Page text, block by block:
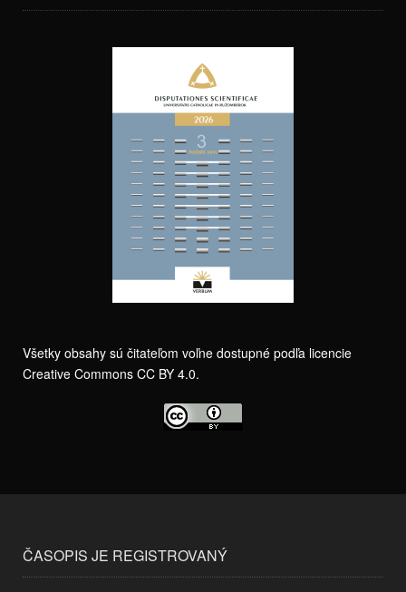
Všetky obsahy sú čitateľom voľne dostupné podľa licencie
Creative Commons CC BY 4.0.
ČASOPIS JE REGISTROVANÝ